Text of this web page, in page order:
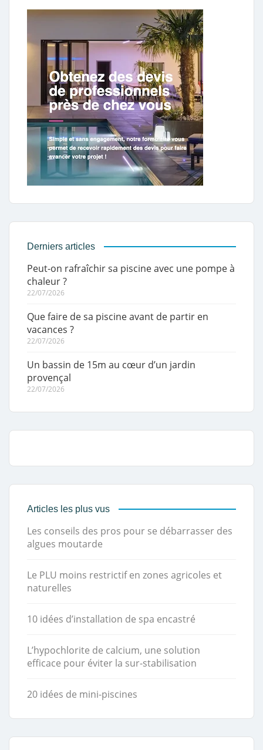
Derniers articles
Peut-on rafraîchir sa piscine avec une pompe à
chaleur ?
22/07/2026
Que faire de sa piscine avant de partir en
vacances ?
22/07/2026
Un bassin de 15m au cœur d’un jardin
provençal
22/07/2026
Articles les plus vus
Les conseils des pros pour se débarrasser des
algues moutarde
Le PLU moins restrictif en zones agricoles et
naturelles
10 idées d’installation de spa encastré
L’hypochlorite de calcium, une solution
efficace pour éviter la sur-stabilisation
20 idées de mini-piscines